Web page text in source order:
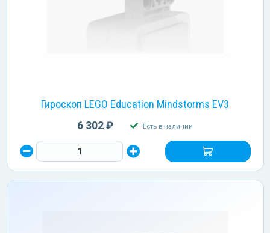
Гироскоп LEGO Education Mindstorms EV3
6 302 ₽ Есть в наличии